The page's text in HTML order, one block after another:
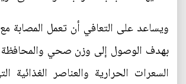
ويساعد على التعافي أن تعمل المصابة
بهدف الوصول إلى وزن صحي والمحافظة
السعرات الحرارية والعناصر الغذائية